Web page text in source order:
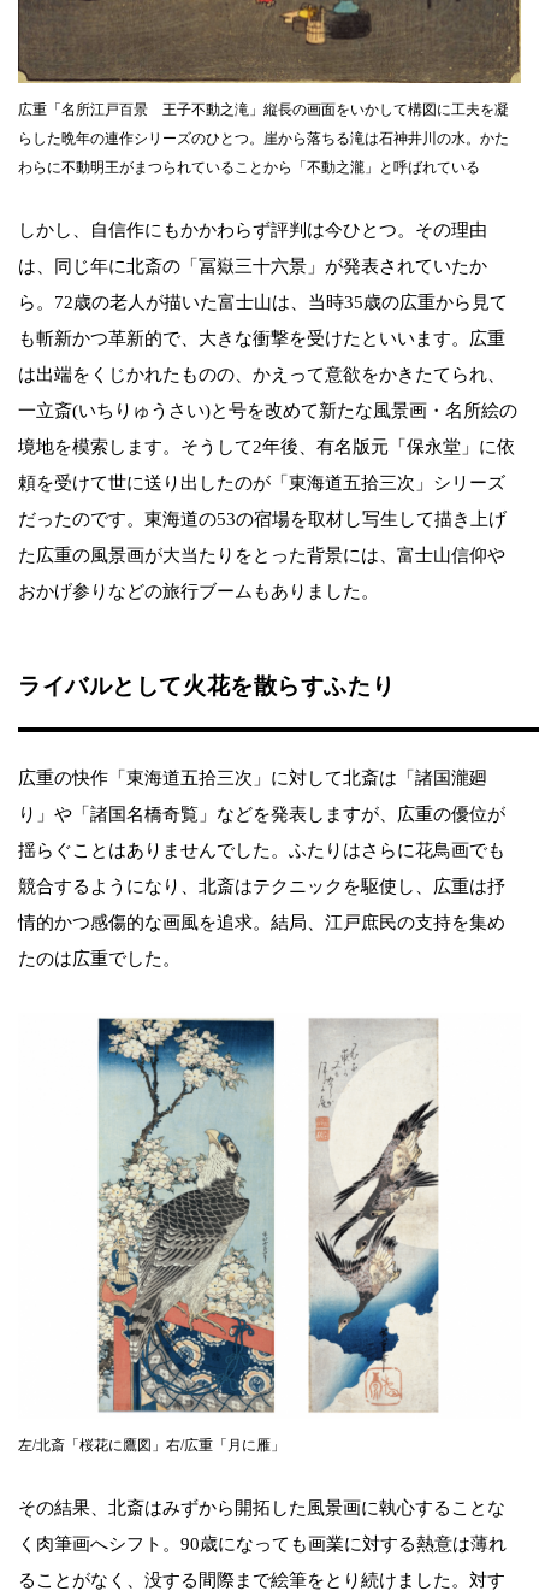
広重「名所江戸百景 王子不動之滝」縦長の画面をいかして構図に工夫を凝
らした晩年の連作シリーズのひとつ。崖から落ちる滝は石神井川の水。かた
わらに不動明王がまつられていることから「不動之瀧」と呼ばれている
しかし、自信作にもかかわらず評判は今ひとつ。その理由
は、同じ年に北斎の「冨嶽三十六景」が発表されていたか
ら。72歳の老人が描いた富士山は、当時35歳の広重から見て
も斬新かつ革新的で、大きな衝撃を受けたといいます。広重
は出端をくじかれたものの、かえって意欲をかきたてられ、
一立斎(いちりゅうさい)と号を改めて新たな風景画・名所絵の
境地を模索します。そうして2年後、有名版元「保永堂」に依
頼を受けて世に送り出したのが「東海道五拾三次」シリーズ
だったのです。東海道の53の宿場を取材し写生して描き上げ
た広重の風景画が大当たりをとった背景には、富士山信仰や
おかげ参りなどの旅行ブームもありました。
ライバルとして火花を散らすふたり
広重の快作「東海道五拾三次」に対して北斎は「諸国瀧廻
り」や「諸国名橋奇覧」などを発表しますが、広重の優位が
揺らぐことはありませんでした。ふたりはさらに花鳥画でも
競合するようになり、北斎はテクニックを駆使し、広重は抒
情的かつ感傷的な画風を追求。結局、江戸庶民の支持を集め
たのは広重でした。
左/北斎「桜花に鷹図」右/広重「月に雁」
その結果、北斎はみずから開拓した風景画に執心することな
く肉筆画へシフト。90歳になっても画業に対する熱意は薄れ
ることがなく、没する間際まで絵筆をとり続けました。対す